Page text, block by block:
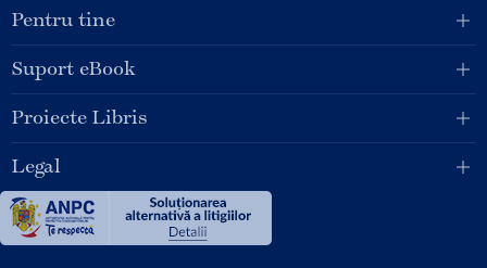
Pentru tine
Suport eBook
Proiecte Libris
Legal